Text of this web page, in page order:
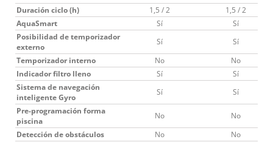
Duración ciclo (h)
1,5 / 2
1,5 / 2
AquaSmart
Sí
Sí
Posibilidad de temporizador
externo
Sí
Sí
Temporizador interno
No
No
Indicador filtro lleno
Sí
Sí
Sistema de navegación
inteligente Gyro
Sí
Sí
Pre-programación forma
piscina
No
No
Detección de obstáculos
No
No